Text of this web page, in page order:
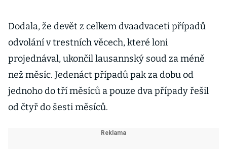
Dodala, že devět z celkem dvaadvaceti případů
odvolání v trestních věcech, které loni
projednával, ukončil lausannský soud za méně
než měsíc. Jedenáct případů pak za dobu od
jednoho do tří měsíců a pouze dva případy řešil
od čtyř do šesti měsíců.